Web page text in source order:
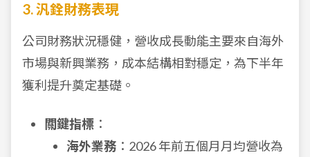
3. 汎銓財務表現
公司財務狀況穩健，營收成長動能主要來自海外
市場與新興業務，成本結構相對穩定，為下半年
獲利提升奠定基礎。
關鍵指標 ：
海外業務 ：2026 年前五個月月均營收為